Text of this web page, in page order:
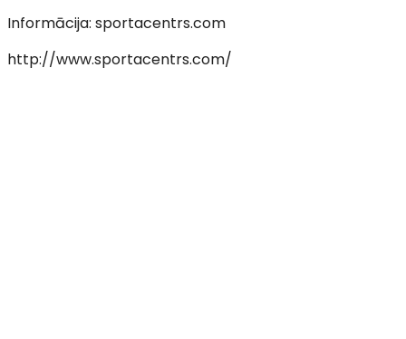
Informācija: sportacentrs.com
http://www.sportacentrs.com/